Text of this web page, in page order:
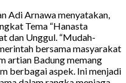
Adi Arnawa menyatakan,
Tema “Hanasta
dan Unggul. “Mudah-
bersama masyarakat
artian Badung memang
berbagai aspek. Ini menjadi